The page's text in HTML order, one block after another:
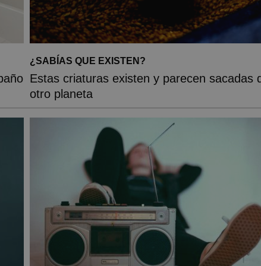
¿SABÍAS QUE EXISTEN?
Estas criaturas existen y parecen sacadas
otro planeta